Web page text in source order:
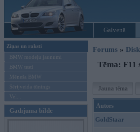
Galvenā
Ziņas un raksti
BMW modeļu jaunumi
BMW testi
Mēneša BMW
Sērijveida tūnings
Vel...
Gadījuma bilde
Forums »
Tēma: F11
Jauna tēma
Autors
GoldStaar